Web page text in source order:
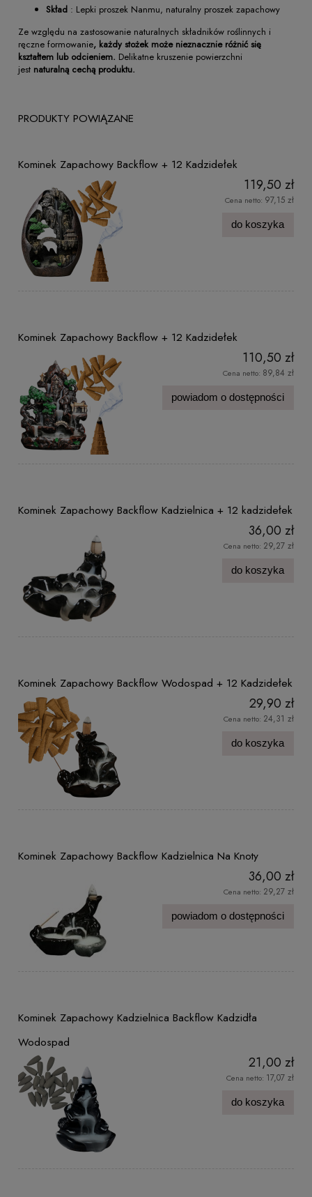
Skład : Lepki proszek Nanmu, naturalny proszek zapachowy
Ze względu na zastosowanie naturalnych składników roślinnych i
ręczne formowanie, każdy stożek może nieznacznie różnić się
kształtem lub odcieniem. Delikatne kruszenie powierzchni
jest naturalną cechą produktu.
PRODUKTY POWIĄZANE
Kominek Zapachowy Backflow + 12 Kadzidełek
119,50 zł
Cena netto: 97,15 zł
do koszyka
Kominek Zapachowy Backflow + 12 Kadzidełek
110,50 zł
Cena netto: 89,84 zł
powiadom o dostępności
Kominek Zapachowy Backflow Kadzielnica + 12 kadzidełek
36,00 zł
Cena netto: 29,27 zł
do koszyka
Kominek Zapachowy Backflow Wodospad + 12 Kadzidełek
29,90 zł
Cena netto: 24,31 zł
do koszyka
Kominek Zapachowy Backflow Kadzielnica Na Knoty
36,00 zł
Cena netto: 29,27 zł
powiadom o dostępności
Kominek Zapachowy Kadzielnica Backflow Kadzidła
Wodospad
21,00 zł
Cena netto: 17,07 zł
do koszyka